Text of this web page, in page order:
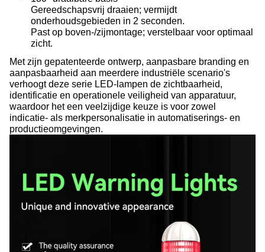
Gereedschapsvrij draaien; vermijdt
onderhoudsgebieden in 2 seconden.
Past op boven-/zijmontage; verstelbaar voor optimaal
zicht.
Met zijn gepatenteerde ontwerp, aanpasbare branding en
aanpasbaarheid aan meerdere industriële scenario's
verhoogt deze serie LED-lampen de zichtbaarheid,
identificatie en operationele veiligheid van apparatuur,
waardoor het een veelzijdige keuze is voor zowel
indicatie- als merkpersonalisatie in automatiserings- en
productieomgevingen.